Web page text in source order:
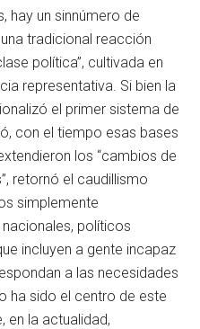
hay un sinnúmero de
tradicional reacción
política”, cultivada en
representativa. Si bien la
el primer sistema de
con el tiempo esas bases
los “cambios de
retornó el caudillismo
simplemente
políticos
incluyen a gente incapaz
a las necesidades
ha sido el centro de este
en la actualidad,